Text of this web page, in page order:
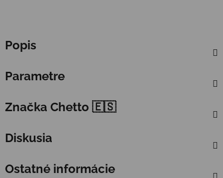
Popis
Parametre
Značka Chetto 🇪🇸
Diskusia
Ostatné informácie